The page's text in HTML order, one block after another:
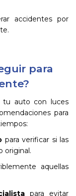
accidentes por
para
tu auto con luces
para
para verificar si las
original.
aquellas
para evitar